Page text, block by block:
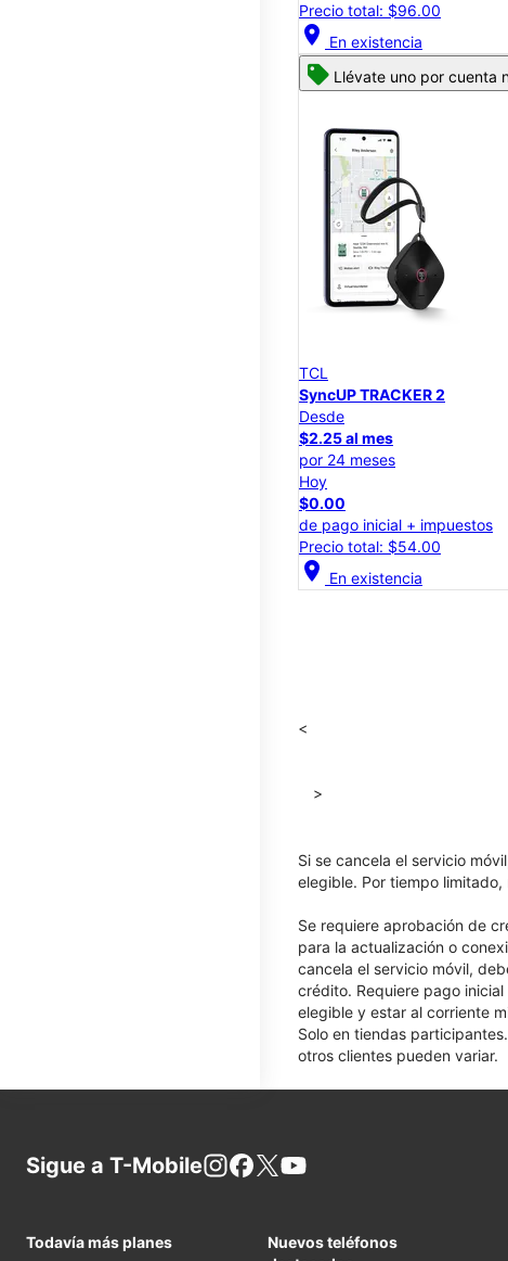
Precio total: $96.00
location_on En existencia
Llévate uno por cuenta
TCL
SyncUP TRACKER 2
Desde
$2.25 al mes
por 24 meses
Hoy
$0.00
de pago inicial + impuestos
Precio total: $54.00
location_on En existencia
<
>
Si se cancela el servicio
elegible. Por tiempo
Se requiere aprobación de
para la actualización o
cancela el servicio móvil,
crédito. Requiere pago
elegible y estar al corriente
Solo en tiendas
otros clientes pueden variar.